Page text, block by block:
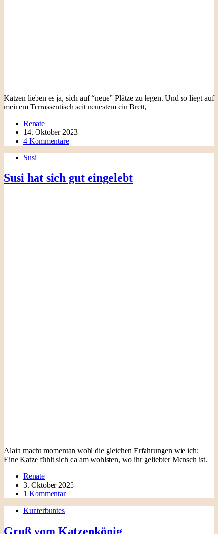
Katzen lieben es ja, sich auf “neue” Plätze zu legen. Und so liegt auf
meinem Terrassentisch seit neuestem ein Brett,
Renate
14. Oktober 2023
4 Kommentare
Susi
Susi hat sich gut eingelebt
Alain macht momentan wohl die gleichen Erfahrungen wie ich:
Eine Katze fühlt sich da am wohlsten, wo ihr geliebter Mensch ist.
Renate
3. Oktober 2023
1 Kommentar
Kunterbuntes
Gruß vom Katzenkönig